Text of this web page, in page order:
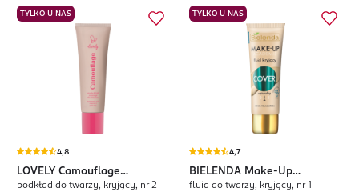
TYLKO U NAS
4,8
LOVELY Camouflage
Foundation Matte & Full
podkład do twarzy, kryjący, nr 2
TYLKO U NAS
4,7
BIELENDA Make-Up
Academie Cover
fluid do twarzy, kryjący, nr 1